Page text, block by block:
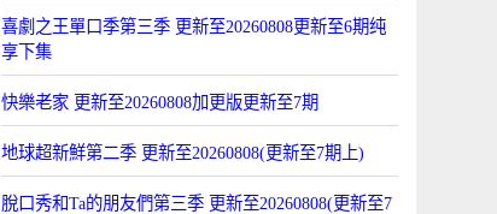
喜劇之王單口季第三季 更新至20260808更新至6期纯
享下集
快樂老家 更新至20260808加更版更新至7期
地球超新鮮第二季 更新至20260808(更新至7期上)
脫口秀和Ta的朋友們第三季 更新至20260808(更新至7